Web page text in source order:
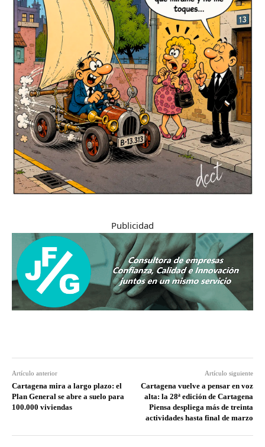
Publicidad
Artículo anterior
Cartagena mira a largo plazo: el
Plan General se abre a suelo para
100.000 viviendas
Artículo siguiente
Cartagena vuelve a pensar en voz
alta: la 28ª edición de Cartagena
Piensa despliega más de treinta
actividades hasta final de marzo